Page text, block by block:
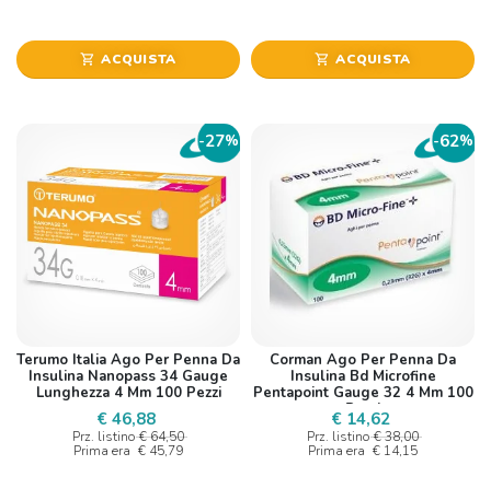
shopping_cart ACQUISTA shopping_cart ACQUISTA
-27%
Terumo Italia Ago Per Penna Da
Insulina Nanopass 34 Gauge
Lunghezza 4 Mm 100 Pezzi
€ 46,88
Prz. listino € 64,50
Prima era € 45,79
-62%
Corman Ago Per Penna Da
Insulina Bd Microfine
Pentapoint Gauge 32 4 Mm 100
Pezzi
€ 14,62
Prz. listino € 38,00
Prima era € 14,15